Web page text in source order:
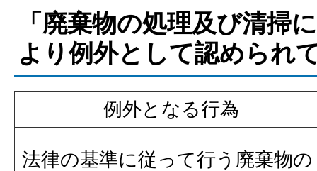
「廃棄物の処理及び清掃
より例外として認められ
例外となる行為
法律の基準に従って行う廃棄物の